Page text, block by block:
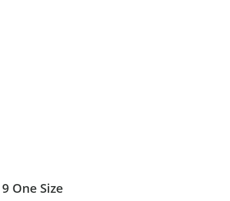
One Size